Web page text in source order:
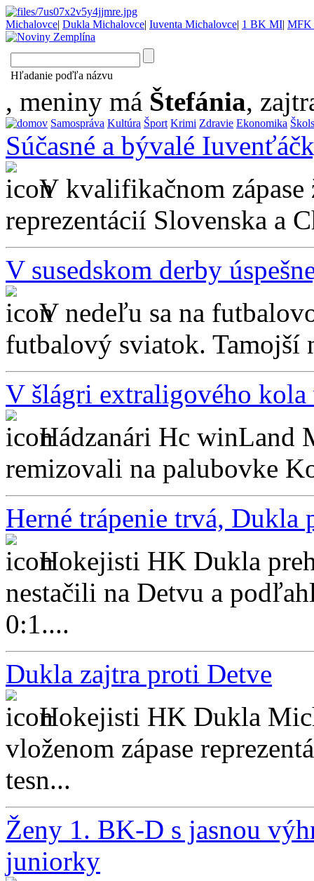
Michalovce| Dukla Michalovce| Iuventa Michalovce| 1 BK MI| MFK
Hľadanie poďľa názvu
, meniny má Štefánia,
Samospráva Kultúra Šport Krimi Zdravie Ekonomika
Súčasné a bývalé
V kvalifikačnom zápase
reprezentácií Slovenska a
V susedskom derby
V nedeľu sa na
futbalový sviatok.
V šlágri extraligového
Hádzanári Hc winLand
remizovali na palubovke
Herné trápenie trvá, Dukla
Hokejisti HK Dukla
nestačili na Detvu a
0:1....
Dukla zajtra proti Detve
Hokejisti HK Dukla
vloženom zápase
tesn...
Ženy 1. BK-D s jasnou
juniorky